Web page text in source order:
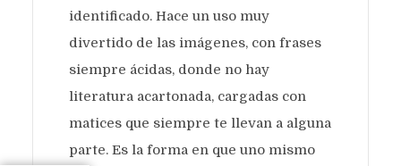
identificado. Hace un uso muy
divertido de las imágenes, con frases
siempre ácidas, donde no hay
literatura acartonada, cargadas con
matices que siempre te llevan a alguna
parte. Es la forma en que uno mismo